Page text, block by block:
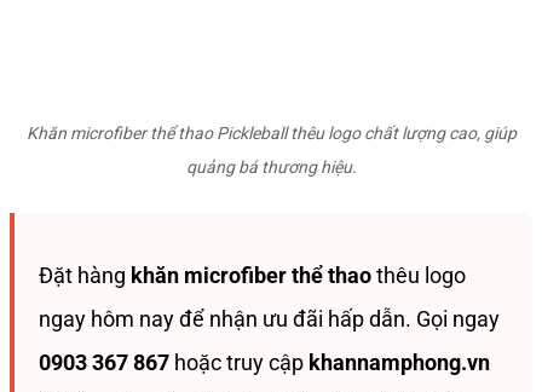
Khăn microfiber thể thao Pickleball thêu logo chất lượng cao, giúp
quảng bá thương hiệu.
Đặt hàng khăn microfiber thể thaothêu logo
ngay hôm nay để nhận ưu đãi hấp dẫn. Gọi ngay
0903 367 867 hoặc truy cập khannamphong.vn